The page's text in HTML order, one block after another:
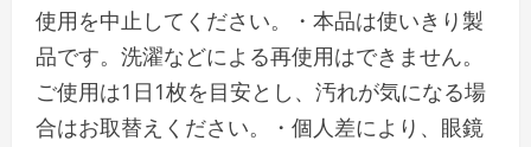
使用を中止してください。・本品は使いきり製
品です。洗濯などによる再使用はできません。
ご使用は1日1枚を目安とし、汚れが気になる場
合はお取替えください。・個人差により、眼鏡